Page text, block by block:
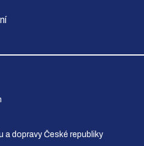
dopravy České republiky